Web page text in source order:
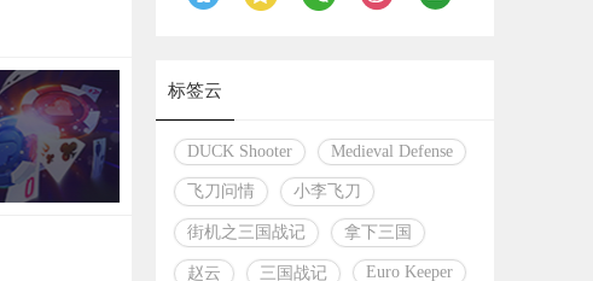
标签云
DUCK Shooter Medieval Defense
飞刀问情 小李飞刀
街机之三国战记 拿下三国
赵云 三国战记 Euro Keeper